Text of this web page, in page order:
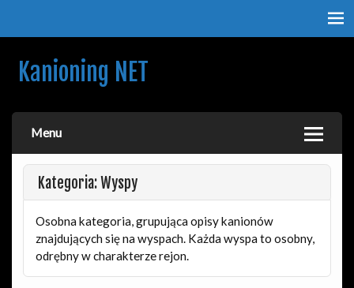
Kanioning NET
kanioningowców.
Menu
Kategoria: Wyspy
Osobna kategoria, grupująca opisy kanionów
znajdujących się na wyspach. Każda wyspa to osobny,
odrębny w charakterze rejon.